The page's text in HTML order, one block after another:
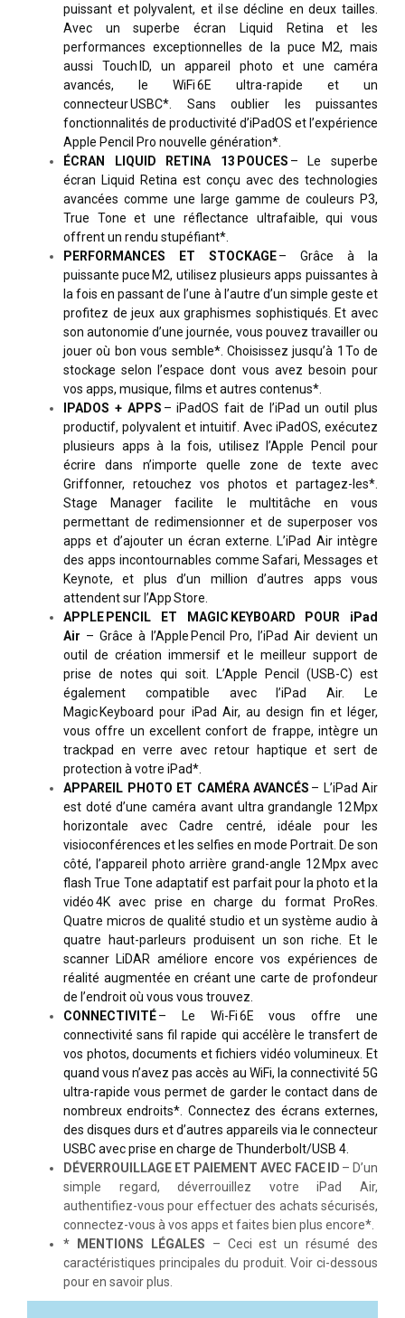
puissant et polyvalent, et il se décline en deux tailles.
Avec un superbe écran Liquid Retina et les
performances exceptionnelles de la puce M2, mais
aussi Touch ID, un appareil photo et une caméra
avancés, le WiFi 6E ultra-rapide et un
connecteur USBC*. Sans oublier les puissantes
fonctionnalités de productivité d’iPadOS et l’expérience
Apple Pencil Pro nouvelle génération*.
ÉCRAN LIQUID RETINA 13 POUCES – Le superbe
écran Liquid Retina est conçu avec des technologies
avancées comme une large gamme de couleurs P3,
True Tone et une réflectance ultrafaible, qui vous
offrent un rendu stupéfiant*.
PERFORMANCES ET STOCKAGE– Grâce à la
puissante puce M2, utilisez plusieurs apps puissantes à
la fois en passant de l’une à l’autre d’un simple geste et
profitez de jeux aux graphismes sophistiqués. Et avec
son autonomie d’une journée, vous pouvez travailler ou
jouer où bon vous semble*. Choisissez jusqu’à 1 To de
stockage selon l’espace dont vous avez besoin pour
vos apps, musique, films et autres contenus*.
IPADOS + APPS – iPadOS fait de l’iPad un outil plus
productif, polyvalent et intuitif. Avec iPadOS, exécutez
plusieurs apps à la fois, utilisez l’Apple Pencil pour
écrire dans n’importe quelle zone de texte avec
Griffonner, retouchez vos photos et partagez-les*.
Stage Manager facilite le multitâche en vous
permettant de redimensionner et de superposer vos
apps et d’ajouter un écran externe. L’iPad Air intègre
des apps incontournables comme Safari, Messages et
Keynote, et plus d’un million d’autres apps vous
attendent sur l’App Store.
APPLE PENCIL ET MAGIC KEYBOARD POUR iPad
Air – Grâce à l’Apple Pencil Pro, l’iPad Air devient un
outil de création immersif et le meilleur support de
prise de notes qui soit. L’Apple Pencil (USB-C) est
également compatible avec l’iPad Air. Le
Magic Keyboard pour iPad Air, au design fin et léger,
vous offre un excellent confort de frappe, intègre un
trackpad en verre avec retour haptique et sert de
protection à votre iPad*.
APPAREIL PHOTO ET CAMÉRA AVANCÉS – L’iPad Air
est doté d’une caméra avant ultra grandangle 12 Mpx
horizontale avec Cadre centré, idéale pour les
visioconférences et les selfies en mode Portrait. De son
côté, l’appareil photo arrière grand-angle 12 Mpx avec
flash True Tone adaptatif est parfait pour la photo et la
vidéo 4K avec prise en charge du format ProRes.
Quatre micros de qualité studio et un système audio à
quatre haut-parleurs produisent un son riche. Et le
scanner LiDAR améliore encore vos expériences de
réalité augmentée en créant une carte de profondeur
de l’endroit où vous vous trouvez.
CONNECTIVITÉ– Le Wi-Fi 6E vous offre une
connectivité sans fil rapide qui accélère le transfert de
vos photos, documents et fichiers vidéo volumineux. Et
quand vous n’avez pas accès au WiFi, la connectivité 5G
ultra-rapide vous permet de garder le contact dans de
nombreux endroits*. Connectez des écrans externes,
des disques durs et d’autres appareils via le connecteur
USBC avec prise en charge de Thunderbolt/USB 4.
DÉVERROUILLAGE ET PAIEMENT AVEC FACE ID – D’un
simple regard, déverrouillez votre iPad Air,
authentifiez-vous pour effectuer des achats sécurisés,
connectez-vous à vos apps et faites bien plus encore*.
* MENTIONS LÉGALES – Ceci est un résumé des
caractéristiques principales du produit. Voir ci-dessous
pour en savoir plus.